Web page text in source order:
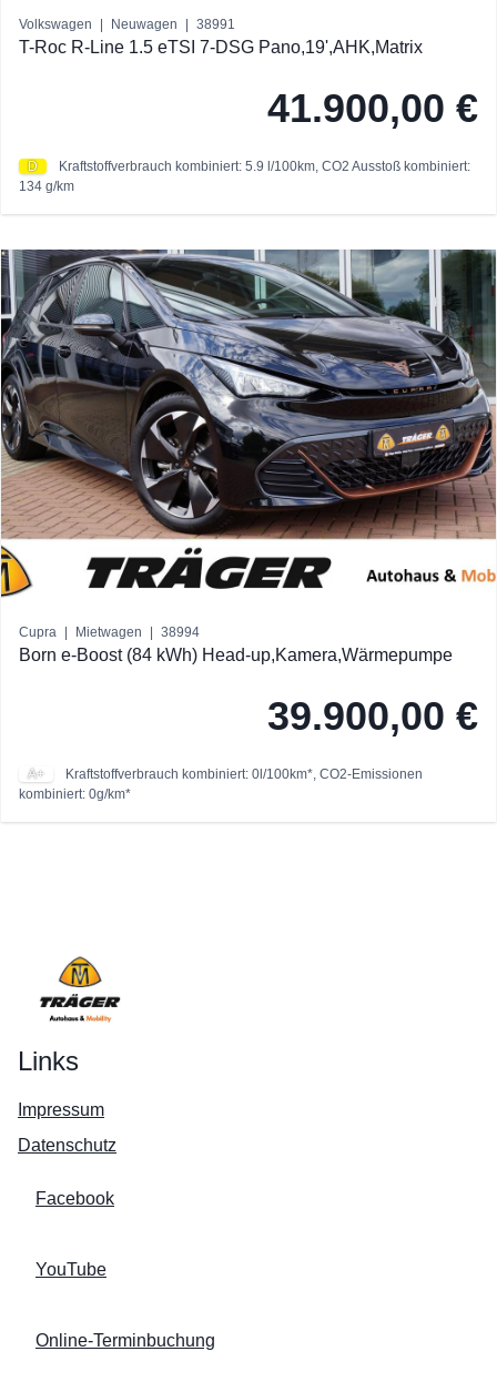
Volkswagen Neuwagen 38991
T-Roc R-Line 1.5 eTSI 7-DSG Pano,19',AHK,Matrix
41.900,00 €
D Kraftstoffverbrauch kombiniert: 5.9 l/100km, CO2 Ausstoß kombiniert:
134 g/km
Cupra Mietwagen 38994
Born e-Boost (84 kWh) Head-up,Kamera,Wärmepumpe
39.900,00 €
A+
Kraftstoffverbrauch kombiniert: 0l/100km*, CO2-Emissionen
kombiniert: 0g/km*
Links
Impressum
Datenschutz
Facebook
YouTube
Online-Terminbuchung